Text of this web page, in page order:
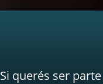
Si querés ser